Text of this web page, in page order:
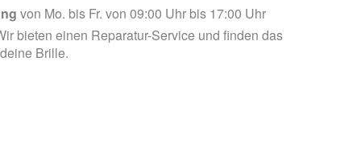
von Mo. bis Fr. von 09:00 Uhr bis 17:00 Uhr
bieten einen Reparatur-Service und finden das
Brille.